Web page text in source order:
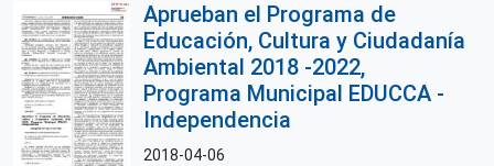
Aprueban el Programa de
Educación, Cultura y Ciudadanía
Ambiental 2018 -2022,
Programa Municipal EDUCCA -
Independencia
2018-04-06